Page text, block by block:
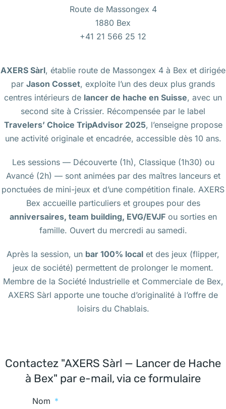
Route de Massongex 4
1880 Bex
+41 21 566 25 12
AXERS Sàrl, établie route de Massongex 4 à Bex et dirigée
par Jason Cosset, exploite l’un des deux plus grands
centres intérieurs de lancer de hache en Suisse, avec un
second site à Crissier. Récompensée par le label
Travelers’ Choice TripAdvisor 2025, l’enseigne propose
une activité originale et encadrée, accessible dès 10 ans.
Les sessions — Découverte (1h), Classique (1h30) ou
Avancé (2h) — sont animées par des maîtres lanceurs et
ponctuées de mini-jeux et d’une compétition finale. AXERS
Bex accueille particuliers et groupes pour des
anniversaires, team building, EVG/EVJFou sorties en
famille. Ouvert du mercredi au samedi.
Après la session, un bar 100% local et des jeux (flipper,
jeux de société) permettent de prolonger le moment.
Membre de la Société Industrielle et Commerciale de Bex,
AXERS Sàrl apporte une touche d’originalité à l’offre de
loisirs du Chablais.
Contactez "AXERS Sàrl — Lancer de Hache
à Bex" par e-mail, via ce formulaire
Nom